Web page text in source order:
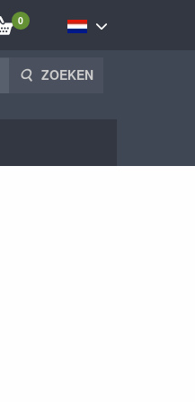
0
ZOEKEN